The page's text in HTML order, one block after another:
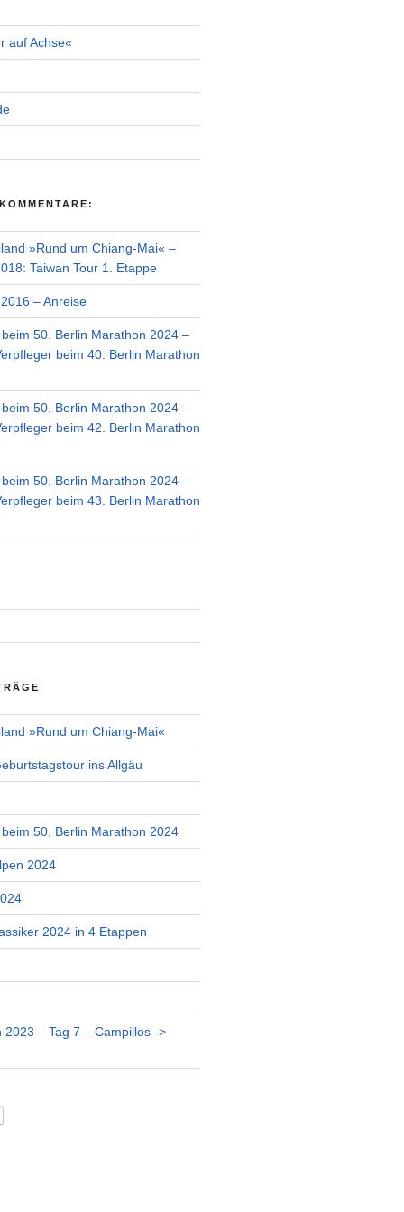
auf Achse«
»Rund um Chiang-Mai« –
Taiwan Tour 1. Etappe
– Anreise
50. Berlin Marathon 2024 –
beim 40. Berlin Marathon
50. Berlin Marathon 2024 –
beim 42. Berlin Marathon
50. Berlin Marathon 2024 –
beim 43. Berlin Marathon
»Rund um Chiang-Mai«
ins Allgäu
50. Berlin Marathon 2024
2024
2024 in 4 Etappen
2023 – Tag 7 – Campillos ->